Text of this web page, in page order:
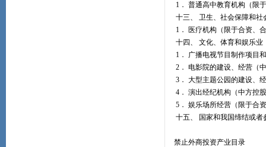
1． 普通高中教育机构（限
十三、 卫生、社会保障和社
1． 医疗机构（限于合资、
十四、 文化、体育和娱乐业
1． 广播电视节目制作项目
2． 电影院的建设、经营（
3． 大型主题公园的建设、
4． 演出经纪机构（中方控
5． 娱乐场所经营（限于合
十五、 国家和我国缔结或
禁止外商投资产业目录